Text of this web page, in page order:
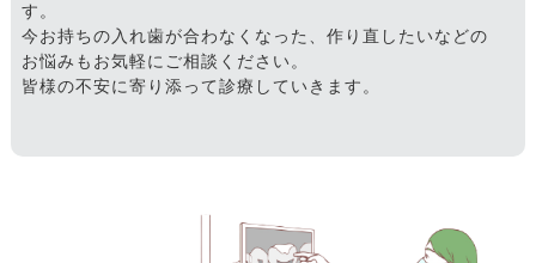
す。
今お持ちの入れ歯が合わなくなった、作り直したいなどの
お悩みもお気軽にご相談ください。
皆様の不安に寄り添って診療していきます。